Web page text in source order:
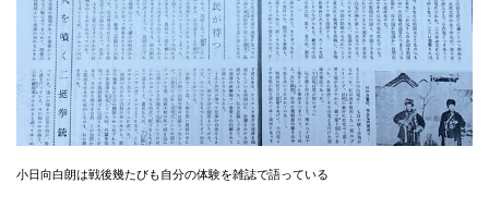
小日向白朗は戦後幾たびも自分の体験を雑誌で語っている